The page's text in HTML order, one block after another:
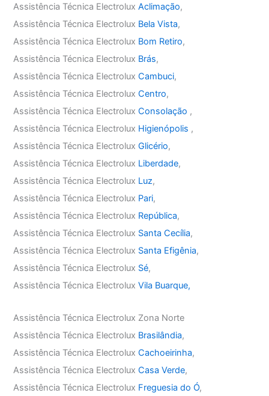
Assistência Técnica ElectroluxAclimação,
Assistência Técnica Electrolux Bela Vista,
Assistência Técnica Electrolux Bom Retiro,
Assistência Técnica Electrolux Brás,
Assistência Técnica ElectroluxCambuci,
Assistência Técnica ElectroluxCentro,
Assistência Técnica ElectroluxConsolação ,
Assistência Técnica Electrolux Higienópolis ,
Assistência Técnica ElectroluxGlicério,
Assistência Técnica Electrolux Liberdade,
Assistência Técnica Electrolux Luz,
Assistência Técnica Electrolux Pari,
Assistência Técnica Electrolux República,
Assistência Técnica Electrolux Santa Cecília,
Assistência Técnica Electrolux Santa Efigênia,
Assistência Técnica Electrolux Sé,
Assistência Técnica ElectroluxVila Buarque,
Assistência Técnica Electrolux Zona Norte
Assistência Técnica Electrolux Brasilândia,
Assistência Técnica ElectroluxCachoeirinha,
Assistência Técnica ElectroluxCasa Verde,
Assistência Técnica Electrolux Freguesia do Ó,